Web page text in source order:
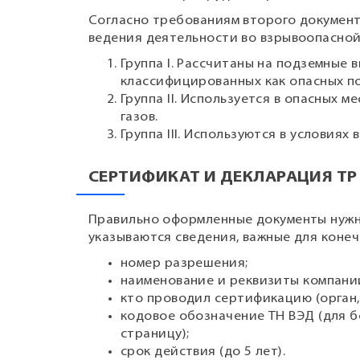
Согласно требованиям второго
ведения деятельности во
Группа I. Рассчитаны на подземные
классифицированных как опасных
Группа II. Используется в опасных
газов.
Группа III. Используются в
СЕРТИФИКАТ И ДЕКЛАРАЦИЯ ТР
Правильно оформленные документы
указываются сведения, важные для
номер разрешения;
наименование и реквизиты
кто проводил сертификацию
кодовое обозначение ТН ВЭД (для
страницу);
срок действия (до 5 лет).